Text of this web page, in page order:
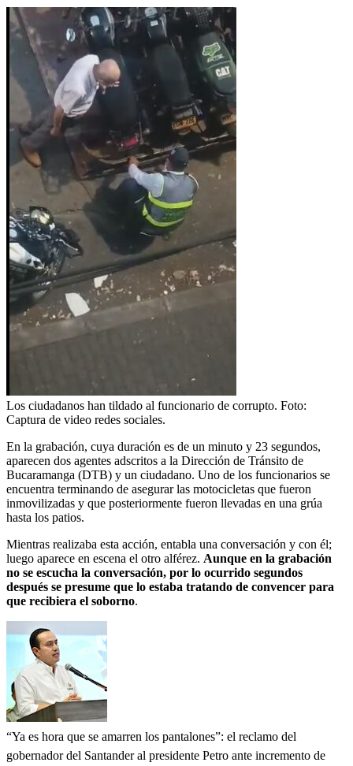
Los ciudadanos han tildado al funcionario de corrupto. Foto:
Captura de video redes sociales.
En la grabación, cuya duración es de un minuto y 23 segundos,
aparecen dos agentes adscritos a la Dirección de Tránsito de
Bucaramanga (DTB) y un ciudadano. Uno de los funcionarios se
encuentra terminando de asegurar las motocicletas que fueron
inmovilizadas y que posteriormente fueron llevadas en una grúa
hasta los patios.
Mientras realizaba esta acción, entabla una conversación y con él;
luego aparece en escena el otro alférez. Aunque en la grabación
no se escucha la conversación, por lo ocurrido segundos
después se presume que lo estaba tratando de convencer para
que recibiera el soborno.
“Ya es hora que se amarren los pantalones”: el reclamo del
gobernador del Santander al presidente Petro ante incremento de